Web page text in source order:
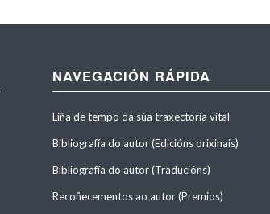
NAVEGACIÓN RÁPIDA
Liña de tempo da súa traxectoria vital
Bibliografía do autor (Edicións orixinais)
Bibliografía do autor (Traducións)
Recoñecementos ao autor (Premios)